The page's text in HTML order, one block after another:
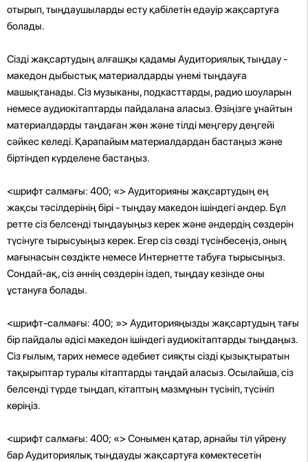
отырып, тыңдаушыларды есту қабілетін едәуір жақсартуға
болады.
Сізді жақсартудың алғашқы қадамы Аудиториялық тыңдау -
македон дыбыстық материалдарды үнемі тыңдауға
машықтанады. Сіз музыканы, подкасттарды, радио шоуларын
немесе аудиокітаптарды пайдалана аласыз. Өзіңізге ұнайтын
материалдарды таңдаған жөн және тілді меңгеру деңгейі
сәйкес келеді. Қарапайым материалдардан бастаңыз және
біртіндеп күрделене бастаңыз.
<шрифт салмағы: 400; «> Аудиторияны жақсартудың ең
жақсы тәсілдерінің бірі - тыңдау македон ішіндегі әндер. Бұл
ретте сіз белсенді тыңдауыңыз керек және әндердің сөздерін
түсінуге тырысуыңыз керек. Егер сіз сөзді түсінбесеңіз, оның
мағынасын сөздікте немесе Интернетте табуға тырысыңыз.
Сондай-ақ, сіз әннің сөздерін іздеп, тыңдау кезінде оны
ұстануға болады.
<шрифт-салмағы: 400; »> Аудиторияңызды жақсартудың тағы
бір пайдалы әдісі македон ішіндегі аудиокітаптарды тыңдаңыз.
Сіз ғылым, тарих немесе әдебиет сияқты сізді қызықтыратын
тақырыптар туралы кітаптарды таңдай аласыз. Осылайша, сіз
белсенді түрде тыңдап, кітаптың мазмұнын түсініп, түсініп
көріңіз.
<шрифт салмағы: 400; «> Сонымен қатар, арнайы тіл үйрену
бар Аудиториялық тыңдауды жақсартуға көмектесетін